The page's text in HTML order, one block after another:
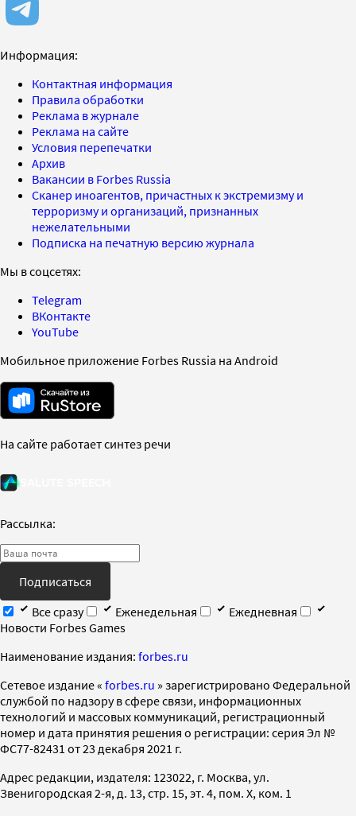
Информация:
Контактная информация
Правила обработки
Реклама в журнале
Реклама на сайте
Условия перепечатки
Архив
Вакансии в Forbes Russia
Сканер иноагентов, причастных к экстремизму и
терроризму и организаций, признанных
нежелательными
Подписка на печатную версию журнала
Мы в соцсетях:
Telegram
ВКонтакте
YouTube
Мобильное приложение Forbes Russia на Android
На сайте работает синтез речи
Рассылка:
Подписаться
Все сразу
Еженедельная
Ежедневная
Новости Forbes Games
Наименование издания: forbes.ru
Cетевое издание « forbes.ru » зарегистрировано Федеральной
службой по надзору в сфере связи, информационных
технологий и массовых коммуникаций, регистрационный
номер и дата принятия решения о регистрации: серия Эл №
ФС77-82431 от 23 декабря 2021 г.
Адрес редакции, издателя: 123022, г. Москва, ул.
Звенигородская 2-я, д. 13, стр. 15, эт. 4, пом. X, ком. 1